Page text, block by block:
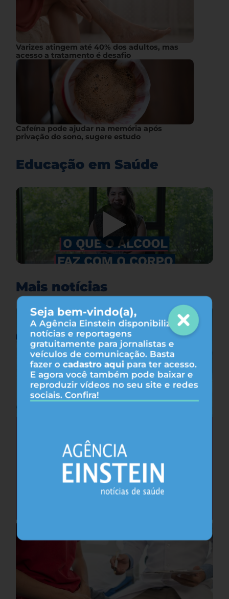
Seja bem-vindo(a),
A Agência Einstein disponibiliza
notícias e reportagens
gratuitamente para jornalistas e
veículos de comunicação. Basta
fazer o cadastro aqui para ter acesso.
E agora você também pode baixar e
reproduzir vídeos no seu site e redes
sociais. Confira!
Varizes atingem até 40% dos adultos, mas
acesso a tratamento é desafio
Cafeína pode ajudar na memória após
privação do sono, sugere estudo
Educação em Saúde
Mais notícias
Saúde do coração após os 45 anos pode
antecipar risco de demência